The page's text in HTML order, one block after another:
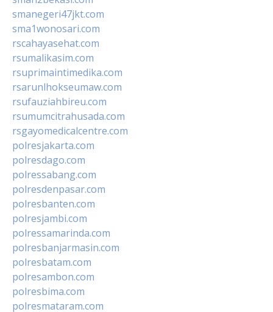
smanegeri47jkt.com
sma1wonosari.com
rscahayasehat.com
rsumalikasim.com
rsuprimaintimedika.com
rsarunlhokseumaw.com
rsufauziahbireu.com
rsumumcitrahusada.com
rsgayomedicalcentre.com
polresjakarta.com
polresdago.com
polressabang.com
polresdenpasar.com
polresbanten.com
polresjambi.com
polressamarinda.com
polresbanjarmasin.com
polresbatam.com
polresambon.com
polresbima.com
polresmataram.com